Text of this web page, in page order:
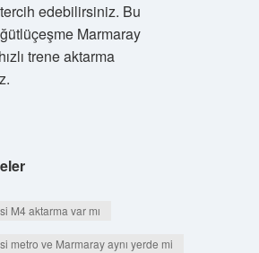
edebilirsiniz. Bu
Marmaray
trene aktarma
M4 aktarma var mı
metro ve Marmaray aynı yerde mi